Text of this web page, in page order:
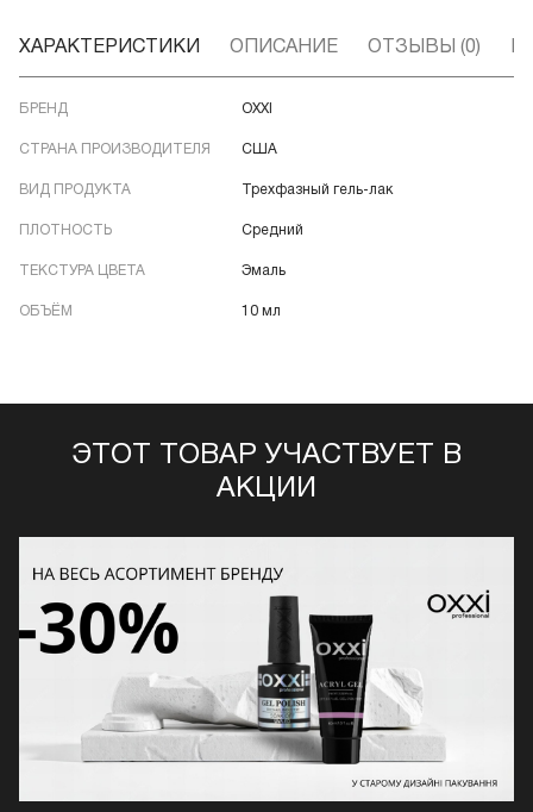
ХАРАКТЕРИСТИКИ ОПИСАНИЕ ОТЗЫВЫ (0)
БРЕНД OXXI
СТРАНА ПРОИЗВОДИТЕЛЯ США
ВИД ПРОДУКТА Трехфазный гель-лак
ПЛОТНОСТЬ Средний
ТЕКСТУРА ЦВЕТА Эмаль
ОБЪЁМ 10 мл
ЭТОТ ТОВАР УЧАСТВУЕТ В
АКЦИИ